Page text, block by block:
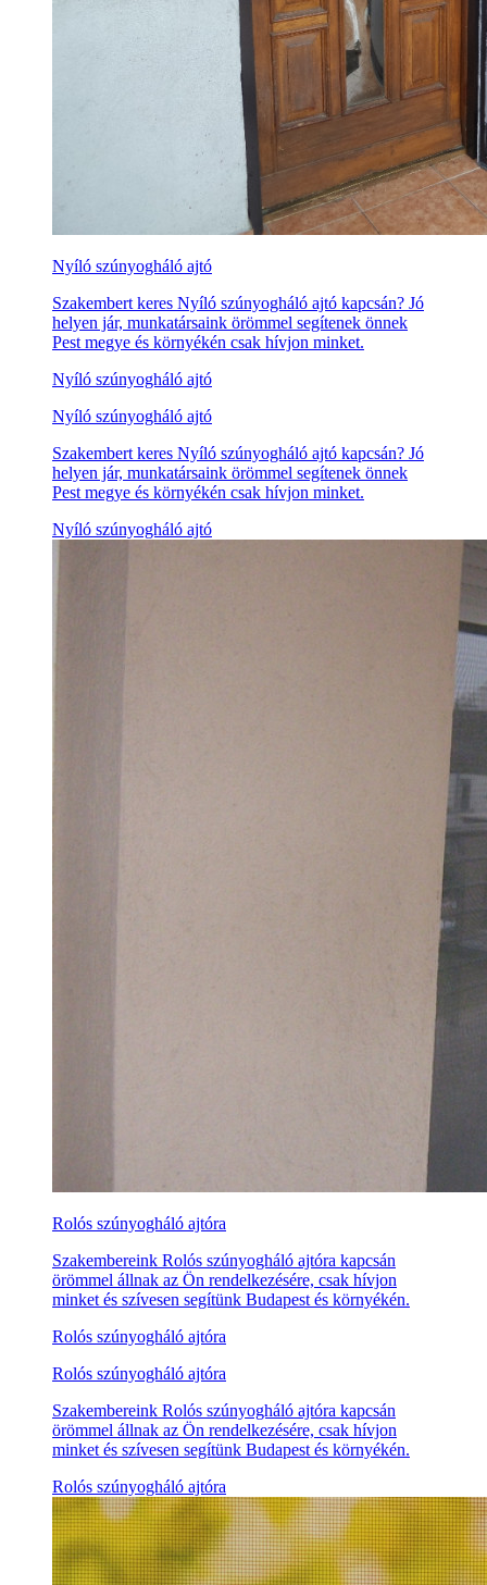
Nyíló szúnyogháló ajtó
Szakembert keres Nyíló szúnyogháló ajtó kapcsán? Jó
helyen jár, munkatársaink örömmel segítenek önnek
Pest megye és környékén csak hívjon minket.
Nyíló szúnyogháló ajtó
Nyíló szúnyogháló ajtó
Szakembert keres Nyíló szúnyogháló ajtó kapcsán? Jó
helyen jár, munkatársaink örömmel segítenek önnek
Pest megye és környékén csak hívjon minket.
Nyíló szúnyogháló ajtó
Rolós szúnyogháló ajtóra
Szakembereink Rolós szúnyogháló ajtóra kapcsán
örömmel állnak az Ön rendelkezésére, csak hívjon
minket és szívesen segítünk Budapest és környékén.
Rolós szúnyogháló ajtóra
Rolós szúnyogháló ajtóra
Szakembereink Rolós szúnyogháló ajtóra kapcsán
örömmel állnak az Ön rendelkezésére, csak hívjon
minket és szívesen segítünk Budapest és környékén.
Rolós szúnyogháló ajtóra